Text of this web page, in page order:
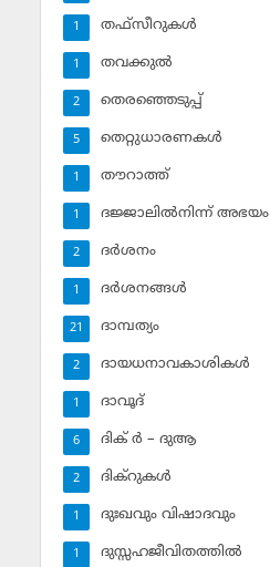
തഫ്‌സീറുകള്‍
1
തവക്കുല്‍
1
തെരഞ്ഞെടുപ്പ്
2
തെറ്റുധാരണകള്‍
5
തൗറാത്ത്
1
ദജ്ജാലില്‍നിന്ന് അഭയം
1
ദര്‍ശനം
2
ദര്‍ശനങ്ങള്‍
1
ദാമ്പത്യം
21
ദായധനാവകാശികള്‍
2
ദാവൂദ്‌
1
ദിക് ര്‍ – ദുആ
6
ദിക്‌റുകള്‍
2
ദുഃഖവും വിഷാദവും
1
ദുസ്സഹജീവിതത്തില്‍
1